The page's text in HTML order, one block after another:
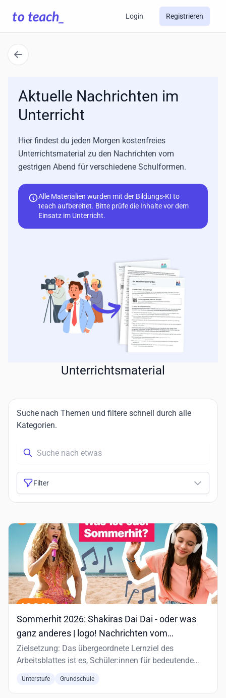
Login Registrieren
Aktuelle Nachrichten im
Unterricht
Hier findest du jeden Morgen kostenfreies
Unterrichtsmaterial zu den Nachrichten vom
gestrigen Abend für verschiedene Schulformen.
Alle Materialien wurden mit der Bildungs-KI to
teach aufbereitet. Bitte prüfe die Inhalte vor dem
Einsatz im Unterricht.
Unterrichtsmaterial
Suche nach Themen und filtere schnell durch alle
Kategorien.
Filter
Sommerhit 2026: Shakiras Dai Dai - oder was
ganz anderes | logo! Nachrichten vom
07.08.2026
Zielsetzung: Das übergeordnete Lernziel des
Arbeitsblattes ist es, Schüler:innen für bedeutende
Unterstufe Grundschule